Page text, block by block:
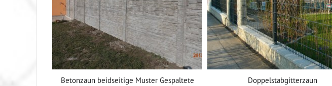
Betonzaun beidseitige Muster Gespaltete
Doppelstabgitterzaun